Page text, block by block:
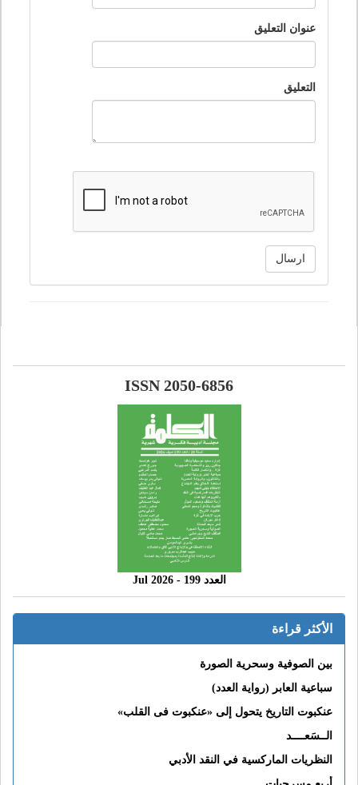
عنوان التعليق
التعليق
ارسال
ISSN 2050-6856
العدد 199 - 2026 Jul
الأكثر قراءة
بين الصوفية وسحرية الصورة
سباعية العابر (رواية العدد)
عنكبوت التاريخ يتحول إلى «عنكبوت فى القلب»
الــسَعــــد
النظريات الماركسية في النقد الأدبي